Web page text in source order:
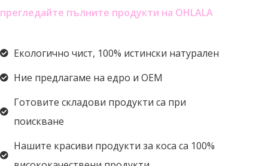
прегледайте пълните продукти на OHLALA
Екологично чист, 100% истински натурален
Ние предлагаме на едро и OEM
Готовите складови продукти са при
поискване
Нашите красиви продукти за коса са 100%